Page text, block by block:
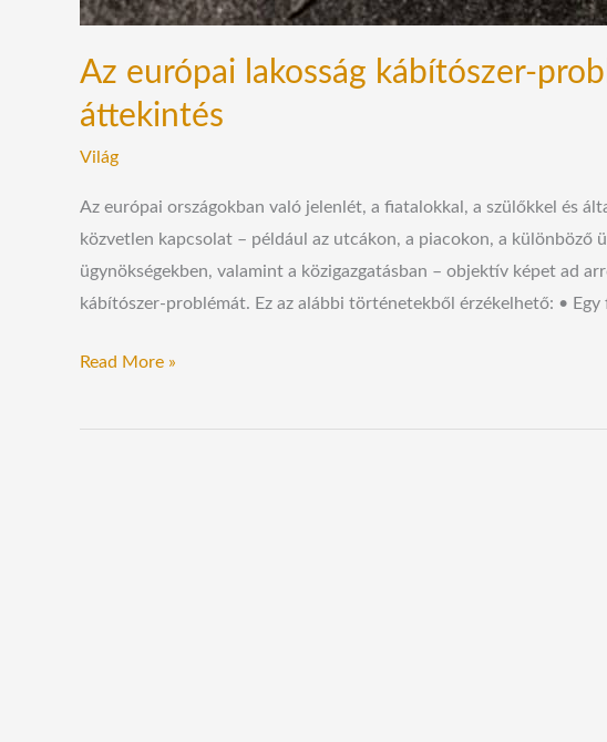
Az európai lakosság kábítószer-
áttekintés
Világ
Az európai országokban való jelenlét, a fiatalokkal, a szülőkkel és
közvetlen kapcsolat – például az utcákon, a piacokon, a különböző
ügynökségekben, valamint a közigazgatásban – objektív képet ad
kábítószer-problémát. Ez az alábbi történetekből érzékelhető: •
Read More »